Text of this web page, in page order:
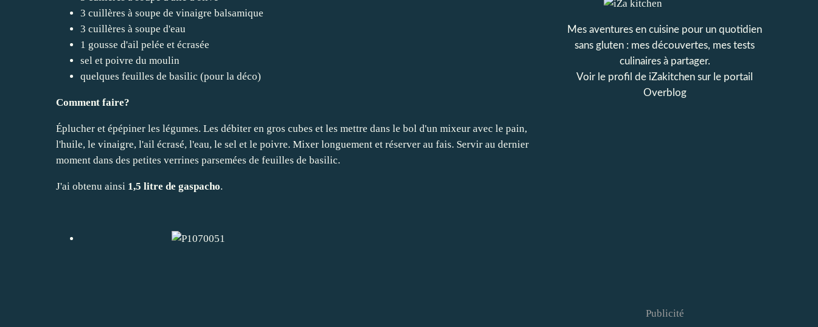
3 cuillères à soupe de vinaigre balsamique
3 cuillères à soupe d'eau
1 gousse d'ail pelée et écrasée
sel et poivre du moulin
quelques feuilles de basilic (pour la déco)
Comment faire?
Éplucher et épépiner les légumes. Les débiter en gros cubes et les mettre dans le bol d'un mixeur avec le pain,
l'huile, le vinaigre, l'ail écrasé, l'eau, le sel et le poivre. Mixer longuement et réserver au fais. Servir au dernier
moment dans des petites verrines parsemées de feuilles de basilic.
J'ai obtenu ainsi 1,5 litre de gaspacho.
Mes aventures en cuisine pour un quotidien
sans gluten : mes découvertes, mes tests
culinaires à partager.
Voir le profil de iZakitchen sur le portail
Overblog
Publicité